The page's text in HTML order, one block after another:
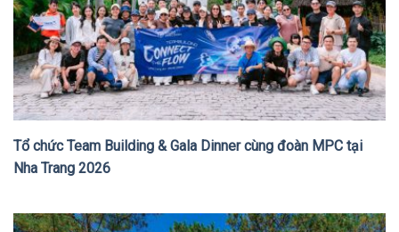
Tổ chức Team Building & Gala Dinner cùng đoàn MPC tại
Nha Trang 2026